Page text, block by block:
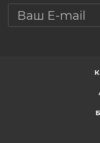
питательный уход и
кожи.